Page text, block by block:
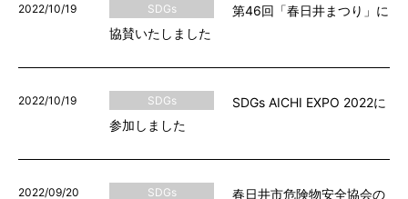
2022/10/19 SDGs
第46回「春日井まつり」に
協賛いたしました
2022/10/19 SDGs
SDGs AICHI EXPO 2022に
参加しました
2022/09/20 SDGs
春日井市危険物安全協会の